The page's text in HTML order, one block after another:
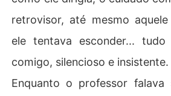
retrovisor, até mesmo
ele tentava esconder... tudo
comigo, silencioso e insistente.
Enquanto o professor